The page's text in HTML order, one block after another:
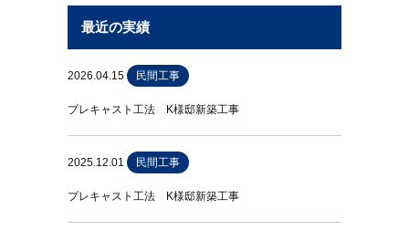
最近の実績
2026.04.15 民間工事
プレキャスト工法 K様邸新築工事
2025.12.01 民間工事
プレキャスト工法 K様邸新築工事